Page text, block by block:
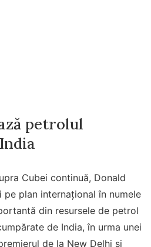
petrolul
Cubei continuă, Donald
plan internațional în numele
din resursele de petrol
de India, în urma unei
de la New Delhi și